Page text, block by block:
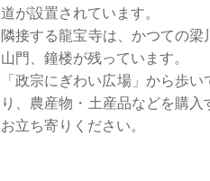
道が設置されています。
隣接する龍宝寺は、かつての
山門、鐘楼が残っています。
「政宗にぎわい広場」から歩
り、農産物・土産品などを購
お立ち寄りください。